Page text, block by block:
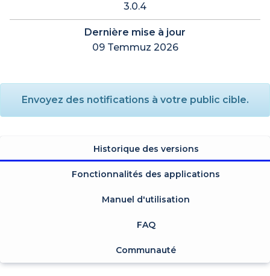
3.0.4
Dernière mise à jour
09 Temmuz 2026
Envoyez des notifications à votre public cible.
Historique des versions
Fonctionnalités des applications
Manuel d'utilisation
FAQ
Communauté